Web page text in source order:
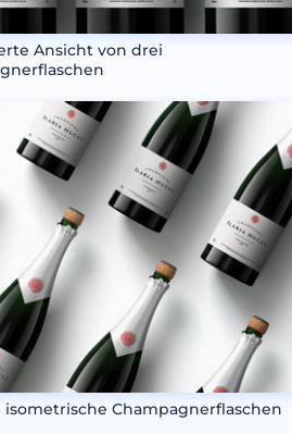
Ansicht von drei
isometrische Champagnerflaschen